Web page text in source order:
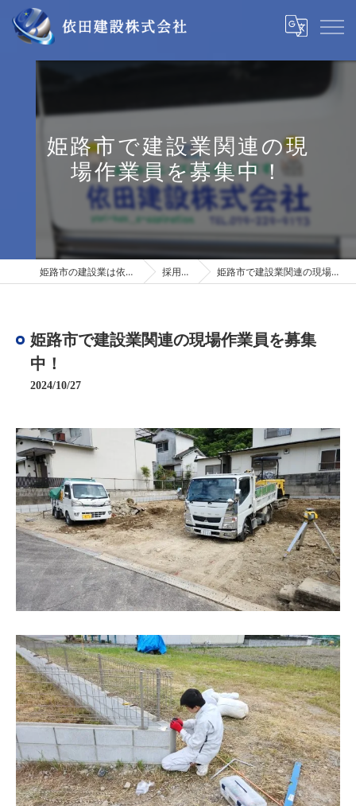
姫路市で建設業関連の現
場作業員を募集中！
姫路市の建設業は依田建設株式会社 採用ブログ 姫路市で建設業関連の現場作業員を募集中！
姫路市で建設業関連の現場作業員を募集
中！
2024/10/27